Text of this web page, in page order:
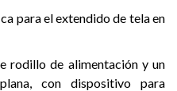
para el extendido de tela en
rodillo de alimentación y un
con dispositivo para